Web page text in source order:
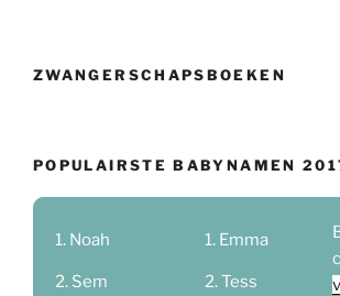
ZWANGERSCHAPSBOEKEN
POPULAIRSTE BABYNAMEN
Noah
Sem
Emma
Tess